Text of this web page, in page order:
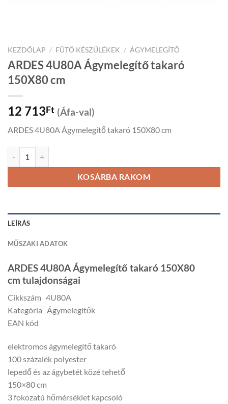
KEZDŐLAP / FŰTŐ KÉSZÜLÉKEK / ÁGYMELEGÍTŐ
ARDES 4U80A Ágymelegítő takaró
150X80 cm
12 713Ft (Áfa-val)
ARDES 4U80A Ágymelegítő takaró 150X80 cm
KOSÁRBA RAKOM
LEÍRÁS
MŰSZAKI ADATOK
ARDES 4U80A Ágymelegítő takaró 150X80
cm tulajdonságai
Cikkszám 4U80A
Kategória Ágymelegítők
EAN kód
elektromos ágymelegítő takaró
100 százalék polyester
lepedő és az ágybetét közé tehető
150×80 cm
3 fokozatú hőmérséklet kapcsoló